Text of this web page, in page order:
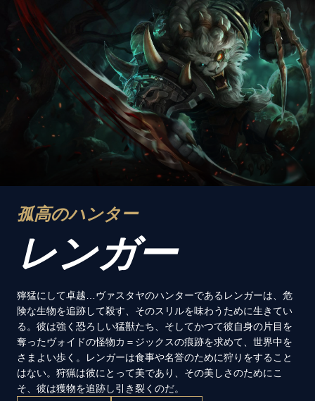
孤高のハンター
レンガー
獰猛にして卓越…ヴァスタヤのハンターであるレンガーは、危
険な生物を追跡して殺す、そのスリルを味わうために生きてい
る。彼は強く恐ろしい猛獣たち、そしてかつて彼自身の片目を
奪ったヴォイドの怪物カ＝ジックスの痕跡を求めて、世界中を
さまよい歩く。レンガーは食事や名誉のために狩りをすること
はない。狩猟は彼にとって美であり、その美しさのためにこ
そ、彼は獲物を追跡し引き裂くのだ。